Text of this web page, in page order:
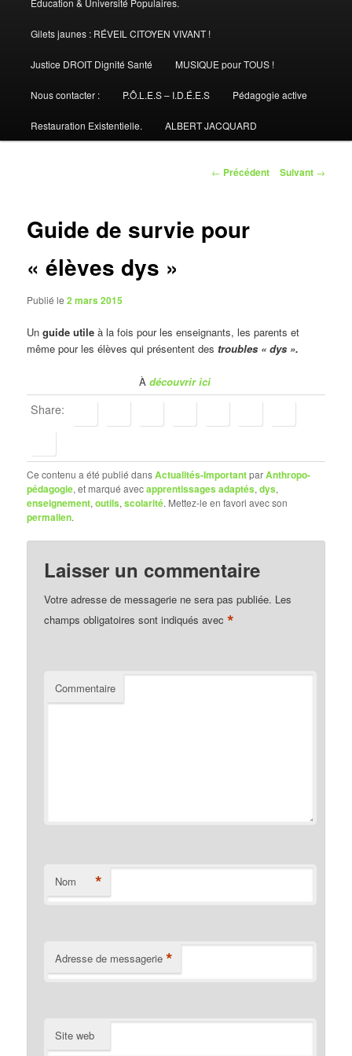
Gilets jaunes : RÉVEIL CITOYEN VIVANT !
Justice DROIT Dignité Santé MUSIQUE pour TOUS !
Nous contacter : P.Ô.L.E.S – I.D.É.E.S Pédagogie active
Restauration Existentielle. ALBERT JACQUARD
Navigation
← Précédent Suivant →
Guide de survie pour
« élèves dys »
Publié le2 mars 2015
Un guide utile à la fois pour les enseignants, les parents et
même pour les élèves qui présentent des troubles « dys ».
À découvrir ici
Share:
Ce contenu a été publié dansActualités-ImportantparAnthropo-
pédagogie, et marqué avecapprentissages adaptés,dys,
enseignement,outils,scolarité. Mettez-le en favori avec son
permalien.
Laisser un commentaire
Votre adresse de messagerie ne sera pas publiée. Les
champs obligatoires sont indiqués avec*
Commentaire
Nom *
Adresse de messagerie *
Site web